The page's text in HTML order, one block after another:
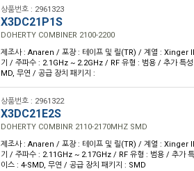
상품번호 : 2961323
X3DC21P1S
DOHERTY COMBINER 2100-2200
제조사 : Anaren / 포장 : 테이프 및 릴(TR) / 계열 : Xinger
기 / 주파수 : 2.1GHz ~ 2.2GHz / RF 유형 : 범용 / 추가 특
MD, 무연 / 공급 장치 패키지 :
상품번호 : 2961322
X3DC21E2S
DOHERTY COMBINR 2110-2170MHZ SMD
제조사 : Anaren / 포장 : 테이프 및 릴(TR) / 계열 : Xinger
기 / 주파수 : 2.11GHz ~ 2.17GHz / RF 유형 : 범용 / 추가
이스 : 4-SMD, 무연 / 공급 장치 패키지 : SMD